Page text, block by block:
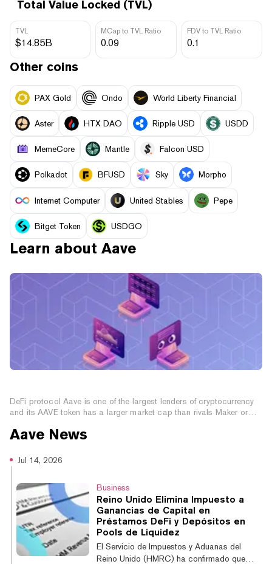
Total Value Locked (TVL)
TVL
$14.85B
MCap to TVL Ratio
0.09
FDV to TVL Ratio
0.1
Other coins
PAX Gold Ondo World Liberty Financial
Aster HTX DAO Ripple USD USDD
MemeCore Mantle Falcon USD
Polkadot BFUSD Sky Morpho
Internet Computer United Stables Pepe
Bitget Token USDGO
Learn about Aave
DeFi protocol Aave is one of the largest lenders of cryptocurrency
and its AAVE token has a larger market cap than rivals Maker or
Aave News
Jul 14, 2026
Business
Reino Unido Elimina Impuesto a
Ganancias de Capital en
Préstamos DeFi y Depósitos en
Pools de Liquidez
El Servicio de Impuestos y Aduanas del
Reino Unido (HMRC) ha confirmado que